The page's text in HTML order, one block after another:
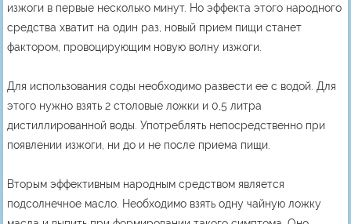
изжоги в первые несколько минут. Но эффекта этого народного
средства хватит на один раз, новый прием пищи станет
фактором, провоцирующим новую волну изжоги.
Для использования соды необходимо развести ее с водой. Для
этого нужно взять 2 столовые ложки и 0,5 литра
дистиллированной воды. Употреблять непосредственно при
появлении изжоги, ни до и не после приема пищи.
Вторым эффективным народным средством является
подсолнечное масло. Необходимо взять одну чайную ложку